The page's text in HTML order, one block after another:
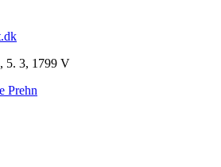
5. 3, 1799 V
Prehn